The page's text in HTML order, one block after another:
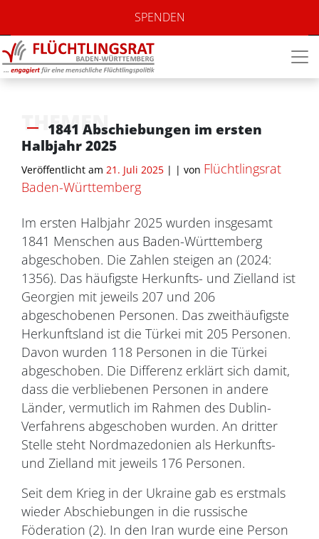
SPENDEN
THEMEN
1841 Abschiebungen im ersten
Halbjahr 2025
Veröffentlicht am 21. Juli 2025 | | von Flüchtlingsrat
Baden-Württemberg
Im ersten Halbjahr 2025 wurden insgesamt
1841 Menschen aus Baden-Württemberg
abgeschoben. Die Zahlen steigen an (2024:
1356). Das häufigste Herkunfts- und Zielland ist
Georgien mit jeweils 207 und 206
abgeschobenen Personen. Das zweithäufigste
Herkunftsland ist die Türkei mit 205 Personen.
Davon wurden 118 Personen in die Türkei
abgeschoben. Die Differenz erklärt sich damit,
dass die verbliebenen Personen in andere
Länder, vermutlich im Rahmen des Dublin-
Verfahrens abgeschoben wurden. An dritter
Stelle steht Nordmazedonien als Herkunfts-
und Zielland mit jeweils 176 Personen.
Seit dem Krieg in der Ukraine gab es erstmals
wieder Abschiebungen in die russische
Föderation (2). In den Iran wurde eine Person